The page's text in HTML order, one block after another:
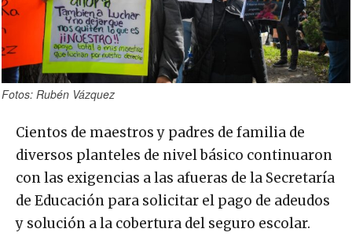
Fotos: Rubén Vázquez
Cientos de maestros y padres de familia de
diversos planteles de nivel básico continuaron
con las exigencias a las afueras de la Secretaría
de Educación para solicitar el pago de adeudos
y solución a la cobertura del seguro escolar.